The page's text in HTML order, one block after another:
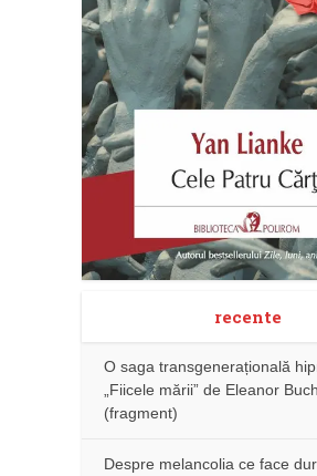
recente
O saga transgenerațională
„Fiicele mării” de Eleanor
(fragment)
Despre melancolia ce face